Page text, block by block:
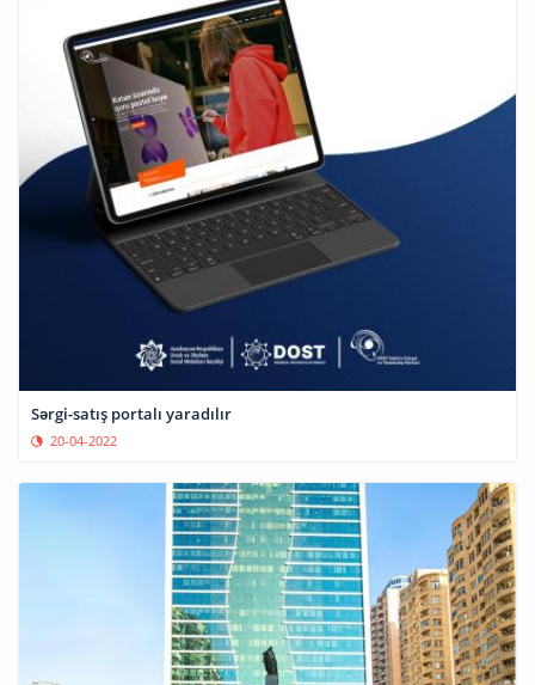
Sərgi-satış portalı yaradılır
20-04-2022